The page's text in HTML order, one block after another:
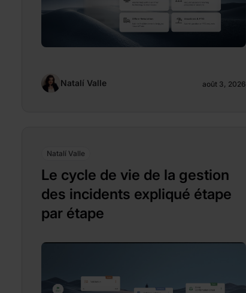
Natalí Valle août 3, 2026
Natalí Valle
Le cycle de vie de la gestion
des incidents expliqué étape
par étape